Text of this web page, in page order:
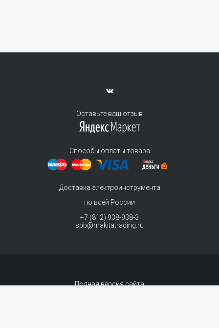
Оставьте ваш отзыв
Способы оплаты товара
Доставка электроинструмента
по всей России
+7 (812) 938-938-3
spb@makitatrading.ru
Полная версия сайта